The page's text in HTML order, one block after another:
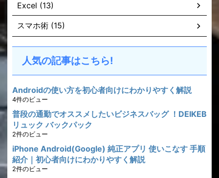
Excel (13)
スマホ術 (15)
人気の記事はこちら!
Androidの使い方を初心者向けにわかりやすく解説
4件のビュー
普段の通勤でオススメしたいビジネスバッグ ！DEIKEB
リュック バックパック
2件のビュー
iPhone Android(Google) 純正アプリ 使いこなす 手順
紹介｜初心者向けにわかりやすく解説
2件のビュー